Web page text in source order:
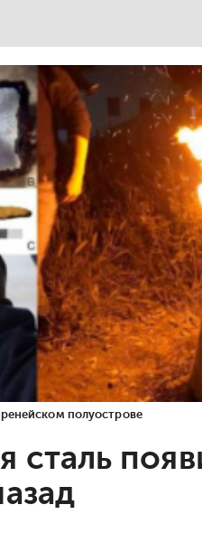
полуострове
сталь